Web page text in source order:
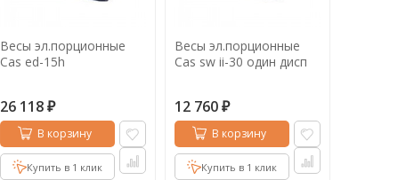
Весы эл.порционные
Cas ed-15h
26 118 ₽
В корзину
Купить в 1 клик
Весы эл.порционные
Cas sw ii-30 один дисп
12 760 ₽
В корзину
Купить в 1 клик